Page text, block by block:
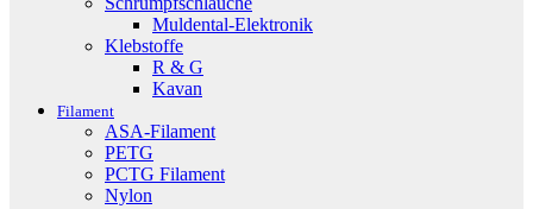
Muldental-Elektronik
Klebstoffe
R & G
Kavan
Filament
ASA-Filament
PETG
PCTG Filament
Nylon